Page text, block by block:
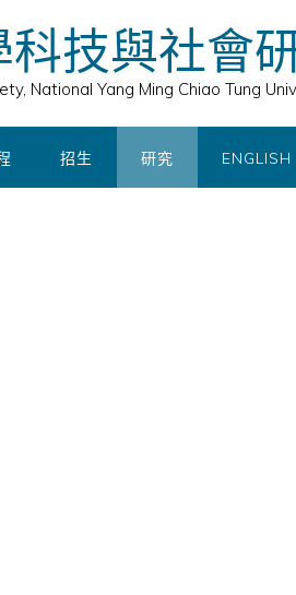
技與社會
National Yang Ming Chiao Tung
招生 研究 ENGLISH